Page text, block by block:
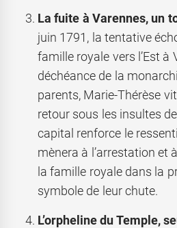
La fuite à Varennes, un
juin 1791, la tentative
famille royale vers l’Est à
déchéance de la
parents, Marie-Thérèse
retour sous les insultes
capital renforce le
mènera à l’arrestation et
la famille royale dans la
symbole de leur chute.
L’orpheline du Temple,